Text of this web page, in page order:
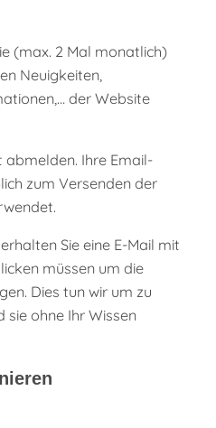
(max. 2 Mal monatlich)
Neuigkeiten,
der Website
abmelden. Ihre Email-
zum Versenden der
Sie eine E-Mail mit
müssen um die
Dies tun wir um zu
sie ohne Ihr Wissen